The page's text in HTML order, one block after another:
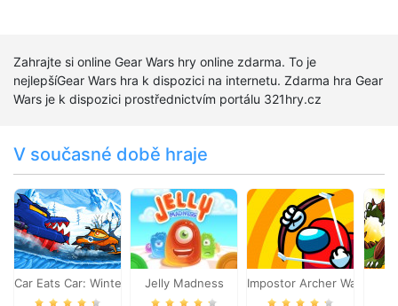
Zahrajte si online Gear Wars hry online zdarma. To je
nejlepšíGear Wars hra k dispozici na internetu. Zdarma hra Gear
Wars je k dispozici prostřednictvím portálu 321hry.cz
V současné době hraje
Car Eats Car: Winter Adventure
Jelly Madness Impostor Archer War